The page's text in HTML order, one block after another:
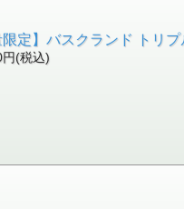
限定】バスクランド トリ
(税込)